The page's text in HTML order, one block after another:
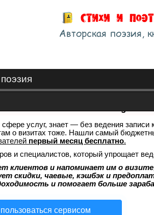
сфере услуг, знает — без ведения
о визитах тоже. Нашли самый
первый месяц бесплатно.
и специалистов, который упрощает
клиентов и напоминает им о
скидки, чаевые, кэшбэк и
и помогает больше
сервисом